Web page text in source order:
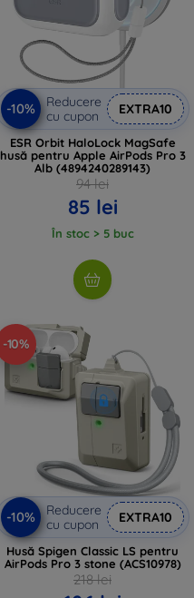
-10%
Reducere
cu cupon
EXTRA10
ESR Orbit HaloLock MagSafe
husă pentru Apple AirPods Pro 3
Alb (4894240289143)
94 lei
85 lei
În stoc > 5 buc
-10%
-10%
Reducere
cu cupon
EXTRA10
Husă Spigen Classic LS pentru
AirPods Pro 3 stone (ACS10978)
218 lei